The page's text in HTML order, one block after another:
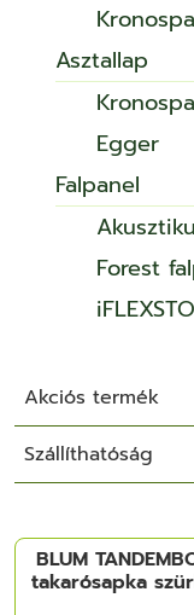
Asztallap
Egger
Falpanel
Forest
Akciós termék
Szállíthatóság
BLUM
takarósapka